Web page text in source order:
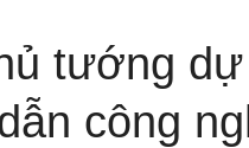
tướng
công